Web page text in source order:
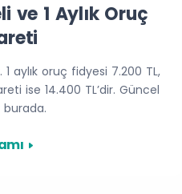
ve 1 Aylık Oruç
aylık oruç fidyesi 7.200 TL,
ise 14.400 TL’dir. Güncel